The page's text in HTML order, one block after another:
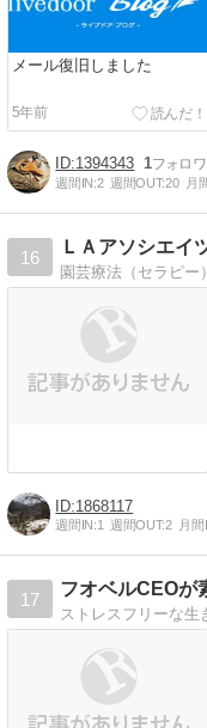
メール復旧しました
5年前
1394343 1
週間IN:2 週間OUT:20 月
16
ＬＡアソシエイ
1868117
週間IN:1 週間OUT:2 月間
17
フオベルCEOが